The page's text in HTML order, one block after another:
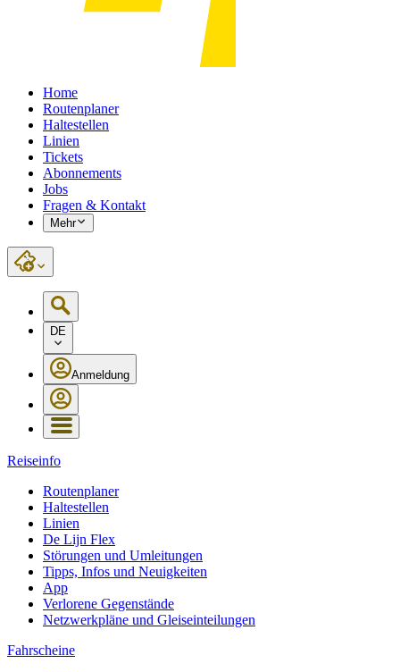
Home
Routenplaner
Haltestellen
Linien
Tickets
Abonnements
Jobs
Fragen & Kontakt
Mehr
DE
Anmeldung
Reiseinfo
Routenplaner
Haltestellen
Linien
De Lijn Flex
Störungen und Umleitungen
Tipps, Infos und Neuigkeiten
App
Verlorene Gegenstände
Netzwerkpläne und Gleiseinteilungen
Fahrscheine